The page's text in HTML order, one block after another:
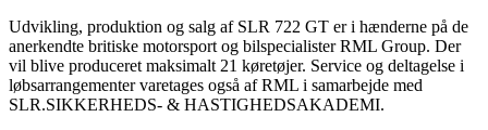
Udvikling, produktion og salg af SLR 722 GT er i hænderne på de
anerkendte britiske motorsport og bilspecialister RML Group. Der
vil blive produceret maksimalt 21 køretøjer. Service og deltagelse i
løbsarrangementer varetages også af RML i samarbejde med
SLR.SIKKERHEDS- & HASTIGHEDSAKADEMI.